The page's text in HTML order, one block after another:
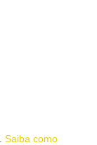
Saiba como